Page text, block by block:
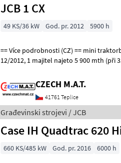
JCB 1 CX
49 KS/36 kW God. pr. 2012 5900 h
== Více podrobnosti (CZ) == mini traktorbagr smykový JCB 1CX rok
12/2012, 1 majitel najeto 5 900 mth (při 3.800 mth měněné
CZECH M.A.T.
41761 Teplice
Građevinski strojevi / JCB
Case IH Quadtrac 620
660 KS/485 kW God. pr. 2016 6000 h